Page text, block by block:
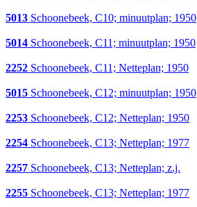
5013 Schoonebeek, C10; minuutplan; 1950
5014 Schoonebeek, C11; minuutplan; 1950
2252 Schoonebeek, C11; Netteplan; 1950
5015 Schoonebeek, C12; minuutplan; 1950
2253 Schoonebeek, C12; Netteplan; 1950
2254 Schoonebeek, C13; Netteplan; 1977
2257 Schoonebeek, C13; Netteplan; z.j.
2255 Schoonebeek, C13; Netteplan; 1977